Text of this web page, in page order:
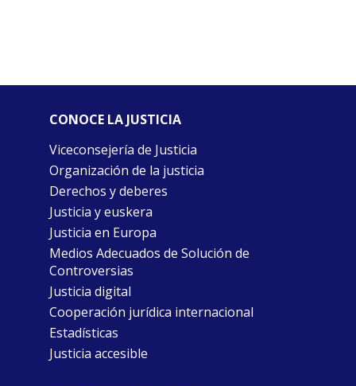
CONOCE LA JUSTICIA
Viceconsejería de Justicia
Organización de la justicia
Derechos y deberes
Justicia y euskera
Justicia en Europa
Medios Adecuados de Solución de
Controversias
Justicia digital
Cooperación jurídica internacional
Estadísticas
Justicia accesible